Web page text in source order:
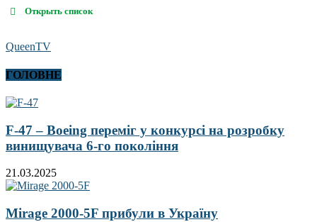
Открыть список
QueenTV
ГОЛОВНЕ
F-47 – Boeing переміг у конкурсі на розробку
винищувача 6-го покоління
21.03.2025
Mirage 2000-5F прибули в Україну